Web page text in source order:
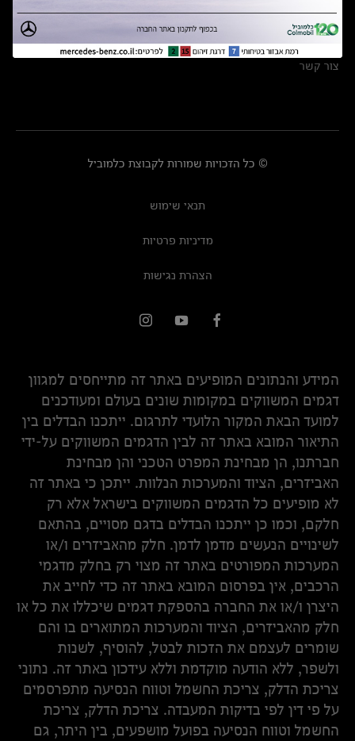
אולמות תצוגה
מרכזי שירות
צור קשר
© כל הזכויות שמורות לקבוצת כלמוביל
תנאי שימוש
מדיניות פרטיות
הצהרת נגישות
המידע והנתונים המופיעים באתר זה מתייחסים למגוון
דגמים המשווקים במקומות שונים בעולם ומעודכנים
למועד הבאת המקור הלועדי לתרגום. ייתכנו הבדלים בין
התיאור המובא באתר זה לבין הדגמים המשווקים על-ידי
חברתנו, הן מבחינת המפרט הטכני והן מבחינת
האביזרים, הציוד והמערכות הנלוות. ייתכן כי באתר זה
לא מופיעים כל הדגמים המשווקים בישראל אלא רק
חלקם, וכמו כן ייתכנו הבדלים בדגם מסויים, בהתאם
לשינויים הנעשים מדמן לדמן. חלק מהאביזרים ו/או
המערכות המפורטים באתר זה מצוי רק בחלק מדגמי
הרכבים, אין בפרסום המובא באתר זה כדי לחייב את
היצרן ו/או את החברה בהספקת דגמים שיכללו את כל או
חלק מהאביזרים, הציוד והמערכות המתוארים בו והם
שומרים לעצמם את הזכות לבטל, להוסיף, לשנות
ולשפר, ללא הודעה מוקדמת וללא עידכון באתר זה. נתוני
צריכת הדלק, צריכת החשמל וטווח הנסיעה מתפרסמים
על פי דין לפי בדיקות המעבדה. צריכת הדלק, צריכת
החשמל וטווח הנסיעה בפועל מושפעים, בין היתר, גם